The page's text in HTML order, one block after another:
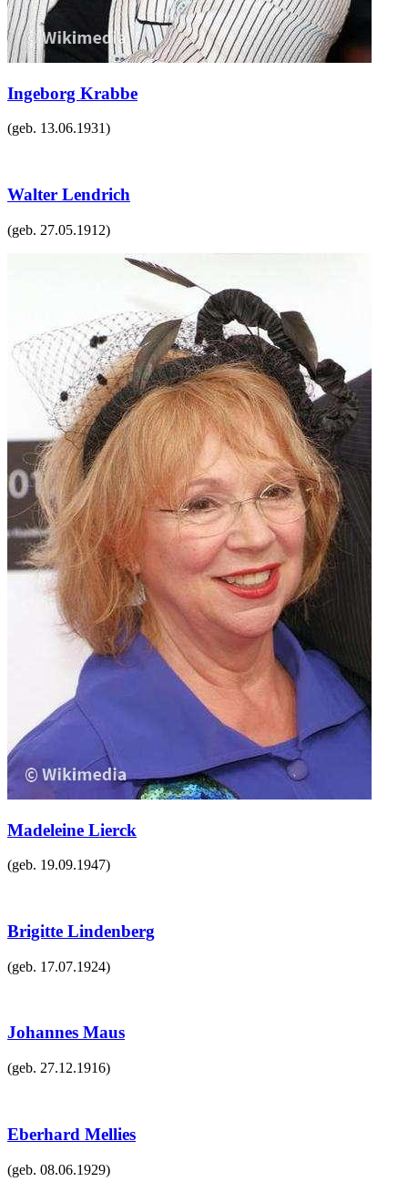
Ingeborg Krabbe
(geb. 13.06.1931)
Walter Lendrich
(geb. 27.05.1912)
Madeleine Lierck
(geb. 19.09.1947)
Brigitte Lindenberg
(geb. 17.07.1924)
Johannes Maus
(geb. 27.12.1916)
Eberhard Mellies
(geb. 08.06.1929)